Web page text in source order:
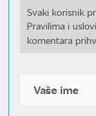
Svaki korisnik
Pravilima i
komentara